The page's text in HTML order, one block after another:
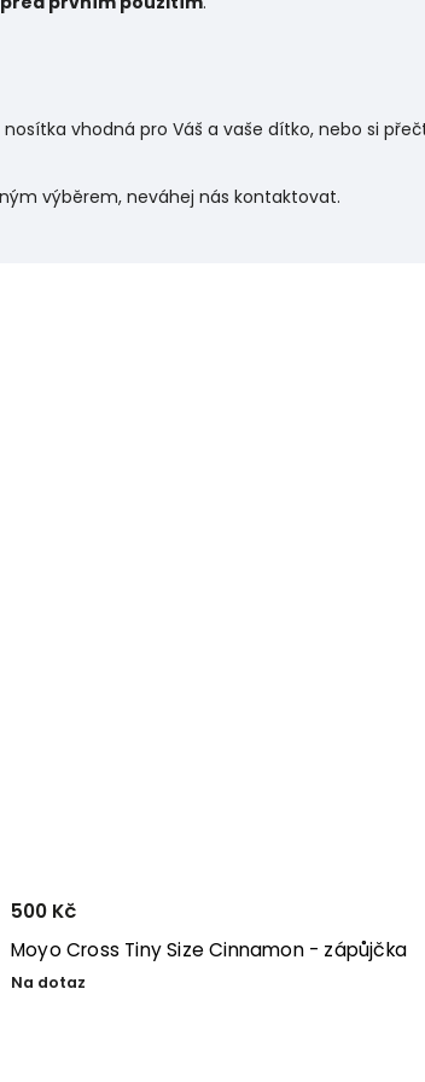
vhodná pro Váš a vaše dítko, nebo si
výběrem, neváhej nás kontaktovat.
Moyo Cross Tiny Size Cinnamon - zápůjčka
Na dotaz
500 Kč